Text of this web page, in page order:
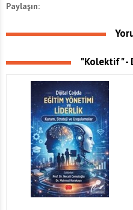
Paylaşın:
"Kolektif" -